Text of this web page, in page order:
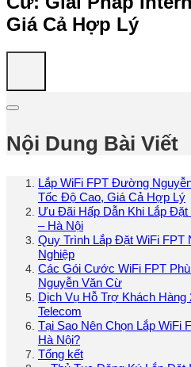
Giá Cả Hợp Lý
Nội Dung Bài Viết
Lắp WiFi FPT Đường
Tốc Độ Cao, Giá Cả Hợp Lý
Ưu Đãi Hấp Dẫn Khi Lắp
– Hà Nội
Quy Trình Lắp Đặt WiFi FPT
Nghiệp
Các Gói Cước WiFi FPT
Nguyễn Văn Cừ
Dịch Vụ Hỗ Trợ Khách
Telecom
Tại Sao Nên Chọn Lắp WiFi
Hà Nội?
Tổng kết